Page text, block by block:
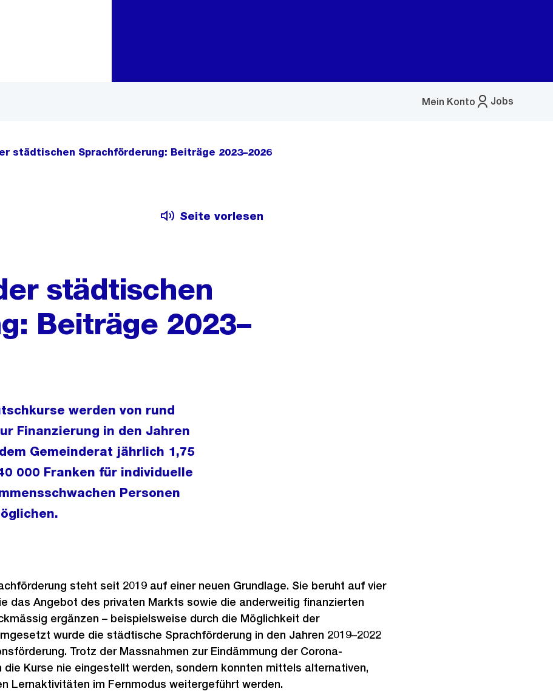
Jobs
Mein Konto
Menü
städtischen Sprachförderung: Beiträge 2023–2026
Seite vorlesen
städtischen
Beiträge 2023–
werden von rund
Finanzierung in den Jahren
Gemeinderat jährlich 1,75
000 Franken für individuelle
Personen
steht seit 2019 auf einer neuen Grundlage. Sie beruht auf vier
das Angebot des privaten Markts sowie die anderweitig finanzierten
ergänzen – beispielsweise durch die Möglichkeit der
wurde die städtische Sprachförderung in den Jahren 2019–2022
Trotz der Massnahmen zur Eindämmung der Corona-
die Kurse nie eingestellt werden, sondern konnten mittels alternativen,
Lernaktivitäten im Fernmodus weitergeführt werden.